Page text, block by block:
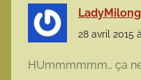
28 avril 2015
HUmmmmmm… ça ne